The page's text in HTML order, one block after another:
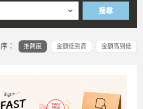
搜尋
： 推薦度 金額低到高 金額高到低